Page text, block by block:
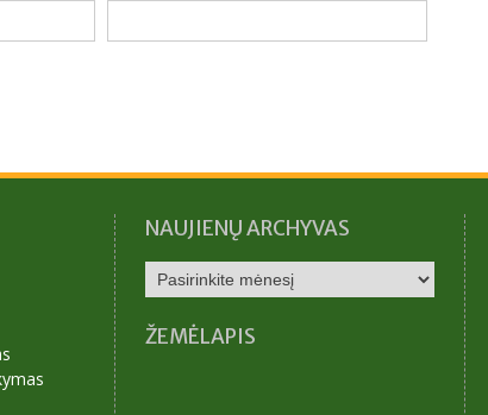
NAUJIENŲ ARCHYVAS
NAUJIENŲ
ARCHYVAS
ŽEMĖLAPIS